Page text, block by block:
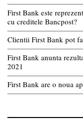
First Bank este
cu creditele Bancpost?
Clientii First Bank pot
First Bank anunta
2021
First Bank are o noua